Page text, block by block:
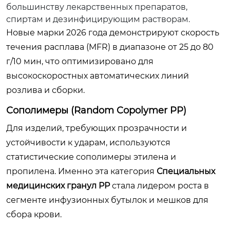
большинству лекарственных препаратов,
спиртам и дезинфицирующим растворам.
Новые марки 2026 года демонстрируют скорость
течения расплава (MFR) в диапазоне от 25 до 80
г/10 мин, что оптимизировано для
высокоскоростных автоматических линий
розлива и сборки.
Сополимеры (Random Copolymer PP)
Для изделий, требующих прозрачности и
устойчивости к ударам, используются
статистические сополимеры этилена и
пропилена. Именно эта категория Специальных
медицинских гранул PPстала лидером роста в
сегменте инфузионных бутылок и мешков для
сбора крови.